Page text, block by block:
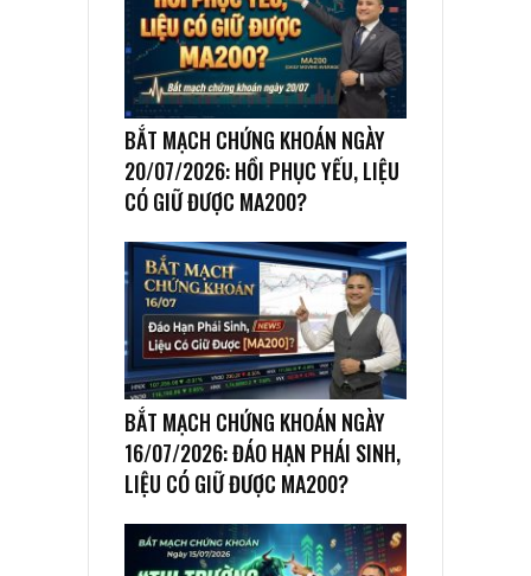
BẮT MẠCH CHỨNG KHOÁN NGÀY
20/07/2026: HỒI PHỤC YẾU, LIỆU
CÓ GIỮ ĐƯỢC MA200?
BẮT MẠCH CHỨNG KHOÁN NGÀY
16/07/2026: ĐÁO HẠN PHÁI SINH,
LIỆU CÓ GIỮ ĐƯỢC MA200?